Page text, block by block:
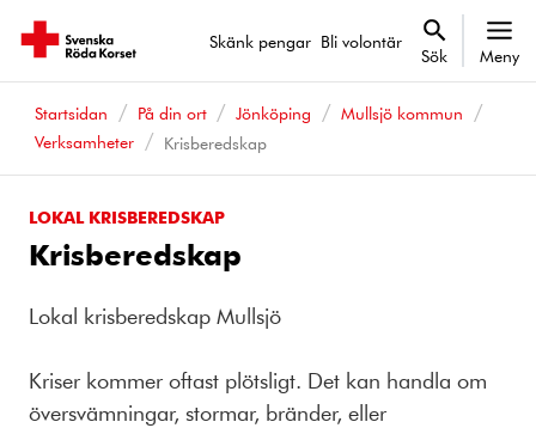
Skänk pengar Bli volontär
Sök Meny
Startsidan På din ort Jönköping
Mullsjö kommun
Verksamheter
Krisberedskap
LOKAL KRISBEREDSKAP
Krisberedskap
Lokal krisberedskap Mullsjö
Kriser kommer oftast plötsligt. Det kan handla om
översvämningar, stormar, bränder, eller